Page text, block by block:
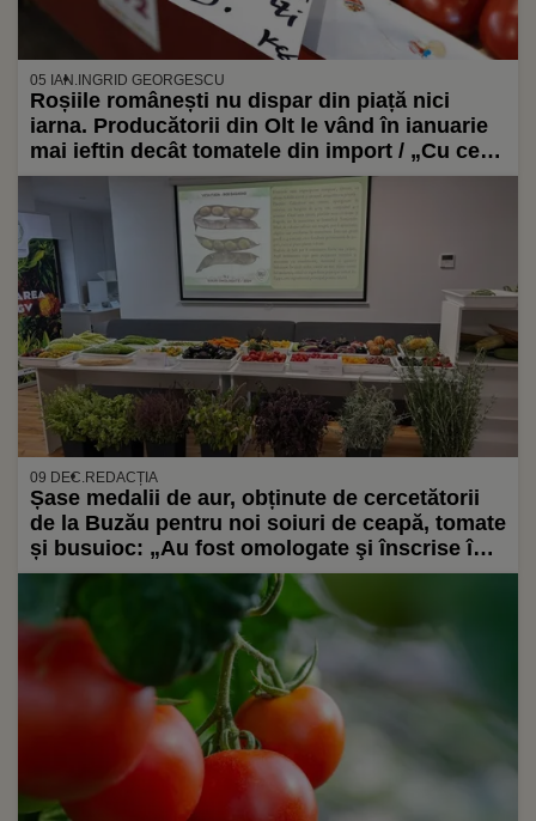
05 IAN. INGRID GEORGESCU
Roșiile românești nu dispar din piață nici
iarna. Producătorii din Olt le vând în ianuarie
mai ieftin decât tomatele din import / „Cu cele
cherry cred că vom merge cel mai mult”
09 DEC.REDACȚIA
Șase medalii de aur, obținute de cercetătorii
de la Buzău pentru noi soiuri de ceapă, tomate
și busuioc: „Au fost omologate şi înscrise în
catalog oficial naţional şi european”